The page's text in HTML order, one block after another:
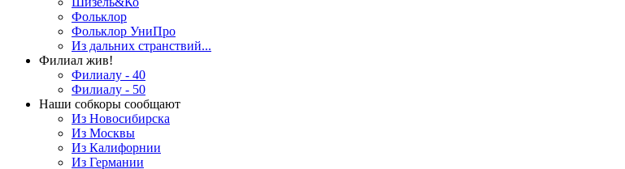
Фольклор
Фольклор УниПро
Из дальних странствий...
Филиал жив!
Филиалу - 40
Филиалу - 50
Наши собкоры сообщают
Из Новосибирска
Из Москвы
Из Калифорнии
Из Германии